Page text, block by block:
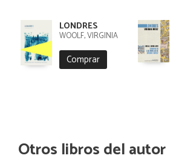
LONDRES
WOOLF, VIRGINIA
Comprar
Otros libros del autor